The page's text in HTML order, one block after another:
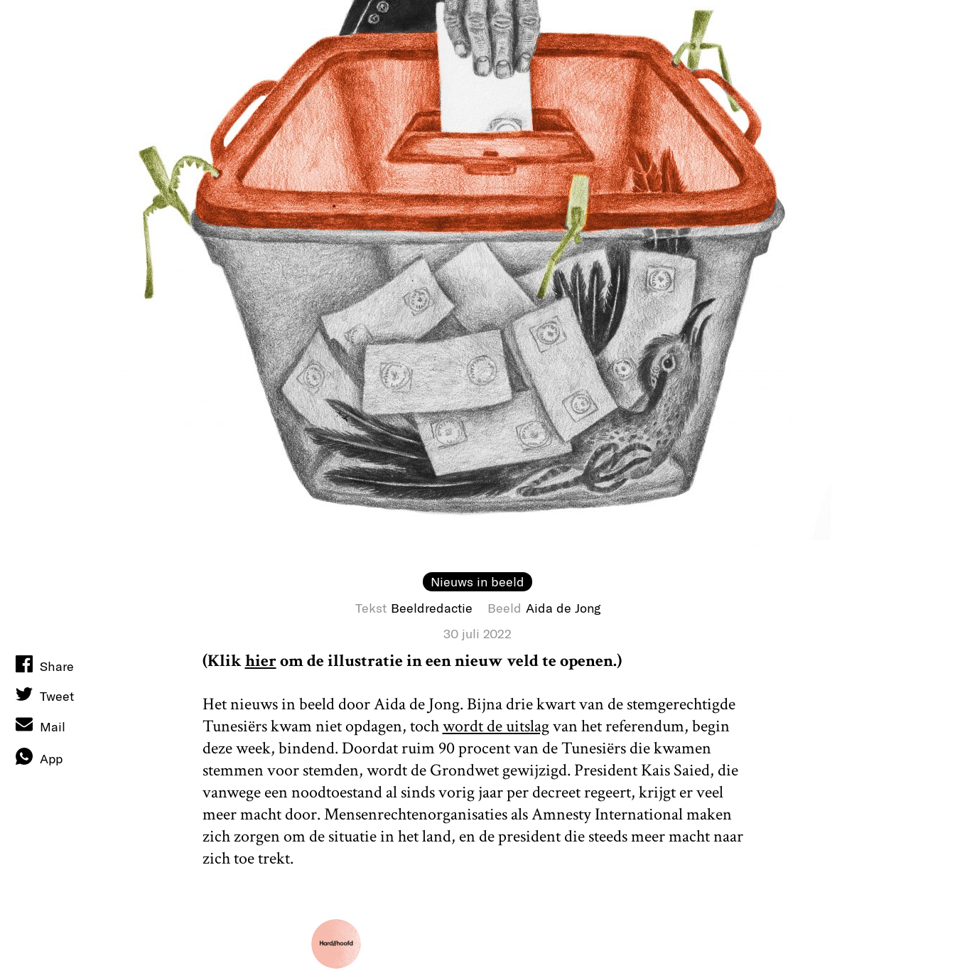
Nieuws in beeld
Tekst Beeldredactie Beeld Aida de Jong
30 juli 2022
(Klikhierom de illustratie in een nieuw veld te openen.)
Het nieuws in beeld door Aida de Jong. Bijna drie kwart van de stemgerechtigde
Tunesiërs kwam niet opdagen, tochwordt de uitslagvan het referendum, begin
deze week, bindend. Doordat ruim 90 procent van de Tunesiërs die kwamen
stemmen voor stemden, wordt de Grondwet gewijzigd. President Kais Saied, die
vanwege een noodtoestand al sinds vorig jaar per decreet regeert, krijgt er veel
meer macht door. Mensenrechtenorganisaties als Amnesty International maken
zich zorgen om de situatie in het land, en de president die steeds meer macht naar
zich toe trekt.
Share
Tweet
Mail
App